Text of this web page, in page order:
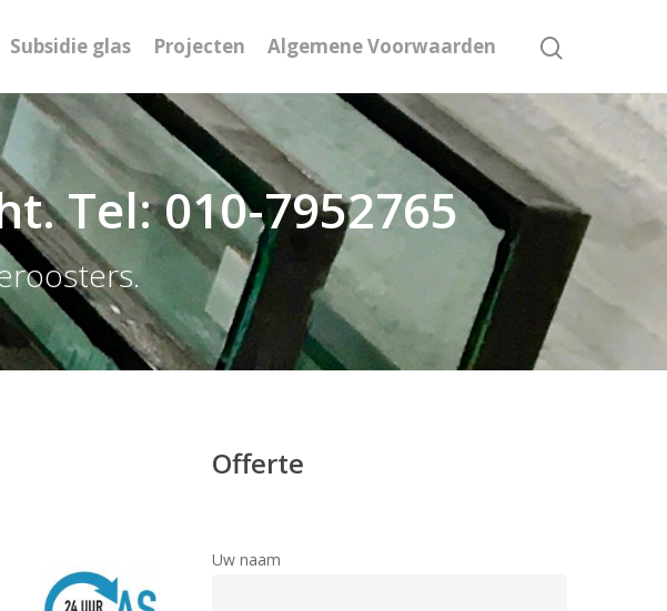
Subsidie glas Projecten Algemene Voorwaarden
Tel: 010-7952765
Offerte
Uw naam